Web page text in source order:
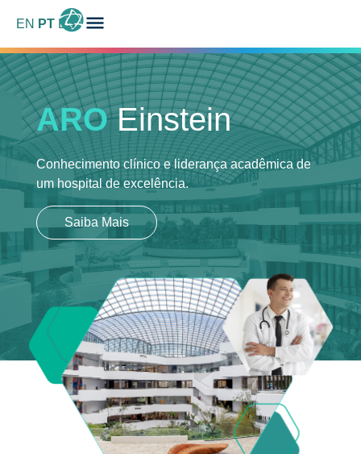
EN PT ES
ARO Einstein
Conhecimento clínico e liderança acadêmica de
um hospital de excelência.
Saiba Mais